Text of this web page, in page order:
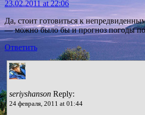
23.02.2011 at 22:06
Да, стоит готовиться к
— можно было бы и прогноз погоды
Ответить
seriyshanson Reply:
24 февраля, 2011 at 01:44